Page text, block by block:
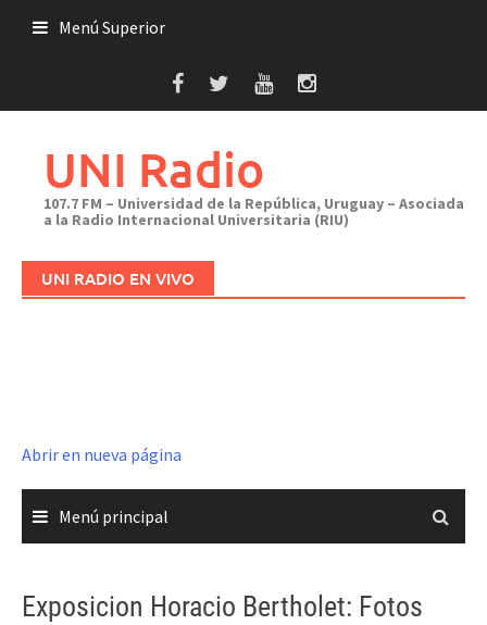
Menú Superior
UNI Radio
107.7 FM – Universidad de la República, Uruguay – Asociada
a la Radio Internacional Universitaria (RIU)
UNI RADIO EN VIVO
Abrir en nueva página
Menú principal
Exposicion Horacio Bertholet: Fotos